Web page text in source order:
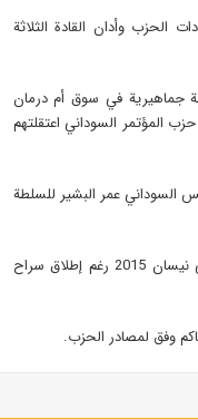
وأدان القادة الثلاثة
جماهيرية في سوق أم درمان
في نيسان 2015 للمطالبة بإطلاق سراح 12 من قيادات حزب المؤتمر السوداني اعتقلتهم
السوداني عمر البشير للسلطة
ويضم حزب المؤتمر السوداني مجموعة كبيرة من الشباب وقاطع الانتخابات الرئاسية في نيسان 2015 رغم إطلاق سراح